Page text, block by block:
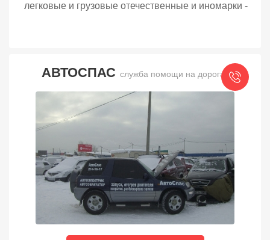
легковые и грузовые отечественные и иномарки -
АВТОСПАС служба помощи на дорогах